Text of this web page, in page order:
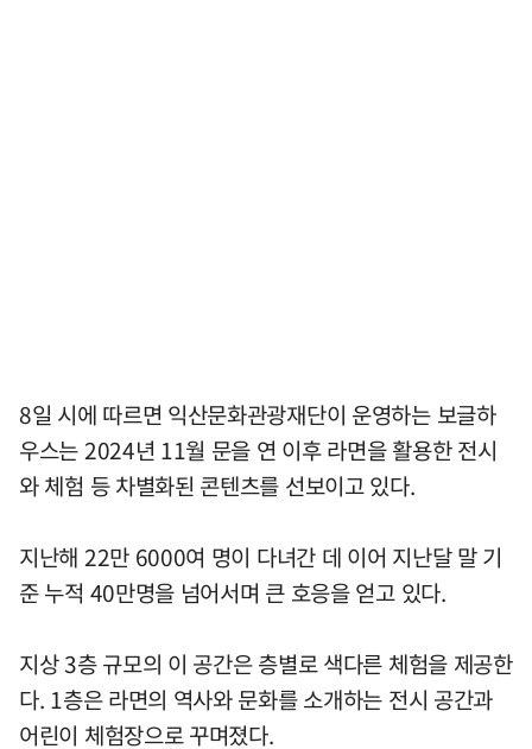
8일 시에 따르면 익산문화관광재단이 운영하는 보글하
우스는 2024년 11월 문을 연 이후 라면을 활용한 전시
와 체험 등 차별화된 콘텐츠를 선보이고 있다.
지난해 22만 6000여 명이 다녀간 데 이어 지난달 말 기
준 누적 40만명을 넘어서며 큰 호응을 얻고 있다.
지상 3층 규모의 이 공간은 층별로 색다른 체험을 제공한
다. 1층은 라면의 역사와 문화를 소개하는 전시 공간과
어린이 체험장으로 꾸며졌다.